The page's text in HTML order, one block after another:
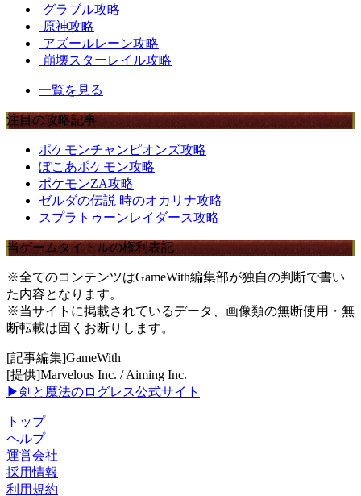
グラブル攻略
原神攻略
アズールレーン攻略
崩壊スターレイル攻略
一覧を見る
注目の攻略記事
ポケモンチャンピオンズ攻略
ぽこあポケモン攻略
ポケモンZA攻略
ゼルダの伝説 時のオカリナ攻略
スプラトゥーンレイダース攻略
当ゲームタイトルの権利表記
※全てのコンテンツはGameWith編集部が独自の判断で書い
た内容となります。
※当サイトに掲載されているデータ、画像類の無断使用・無
断転載は固くお断りします。
[記事編集]GameWith
[提供]Marvelous Inc. / Aiming Inc.
▶剣と魔法のログレス公式サイト
トップ
ヘルプ
運営会社
採用情報
利用規約